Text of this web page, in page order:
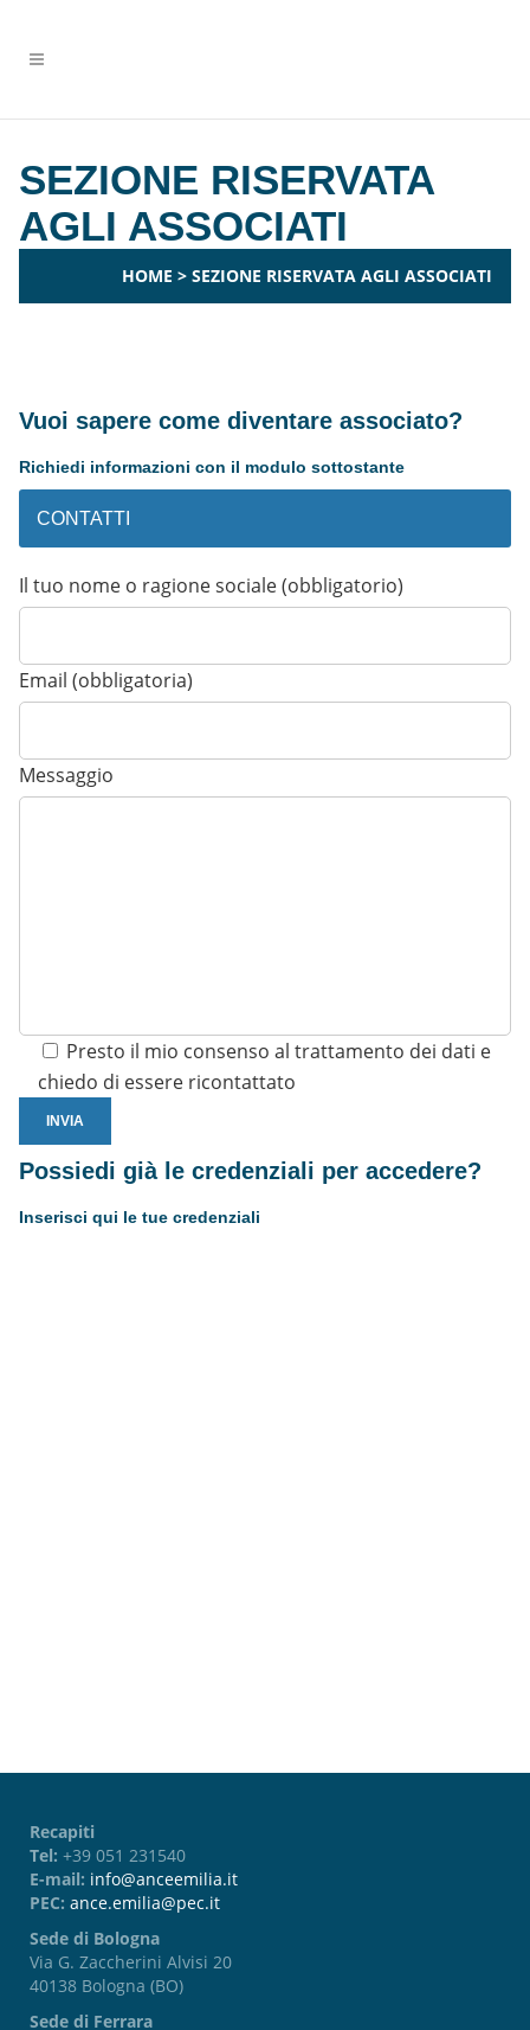
SEZIONE RISERVATA
AGLI ASSOCIATI
HOME > SEZIONE RISERVATA AGLI ASSOCIATI
Vuoi sapere come diventare associato?
Richiedi informazioni con il modulo sottostante
CONTATTI
Il tuo nome o ragione sociale (obbligatorio)
Email (obbligatoria)
Messaggio
Presto il mio consenso al trattamento dei dati e
chiedo di essere ricontattato
Possiedi già le credenziali per accedere?
Inserisci qui le tue credenziali
Recapiti
Tel: +39 051 231540
E-mail: info@anceemilia.it
PEC: ance.emilia@pec.it
Sede di Bologna
Via G. Zaccherini Alvisi 20
40138 Bologna (BO)
Sede di Ferrara